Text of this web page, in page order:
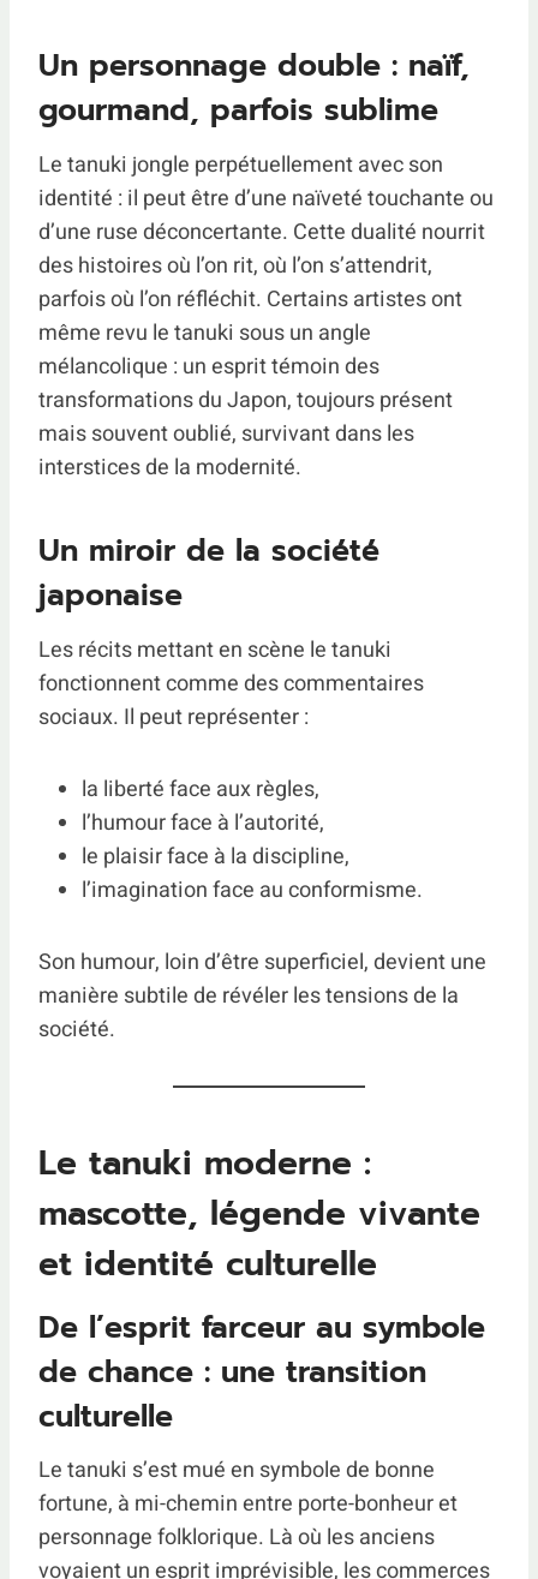
Un personnage double : naïf,
gourmand, parfois sublime
Le tanuki jongle perpétuellement avec son
identité : il peut être d’une naïveté touchante ou
d’une ruse déconcertante. Cette dualité nourrit
des histoires où l’on rit, où l’on s’attendrit,
parfois où l’on réfléchit. Certains artistes ont
même revu le tanuki sous un angle
mélancolique : un esprit témoin des
transformations du Japon, toujours présent
mais souvent oublié, survivant dans les
interstices de la modernité.
Un miroir de la société
japonaise
Les récits mettant en scène le tanuki
fonctionnent comme des commentaires
sociaux. Il peut représenter :
la liberté face aux règles,
l’humour face à l’autorité,
le plaisir face à la discipline,
l’imagination face au conformisme.
Son humour, loin d’être superficiel, devient une
manière subtile de révéler les tensions de la
société.
Le tanuki moderne :
mascotte, légende vivante
et identité culturelle
De l’esprit farceur au symbole
de chance : une transition
culturelle
Le tanuki s’est mué en symbole de bonne
fortune, à mi-chemin entre porte-bonheur et
personnage folklorique. Là où les anciens
voyaient un esprit imprévisible, les commerces